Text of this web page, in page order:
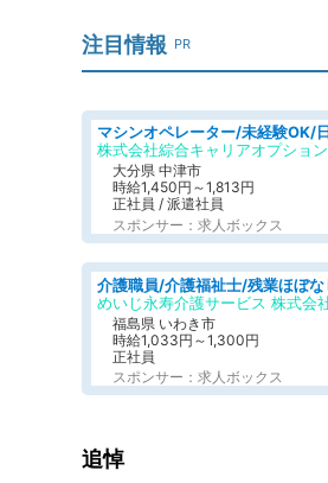
注目情報 PR
株式会社綜合キャリアオプション
大分県 中津市
時給1,450円～1,813円
正社員 / 派遣社員
スポンサー：求人ボックス
福島県 いわき市
時給1,033円～1,300円
正社員
スポンサー：求人ボックス
追悼